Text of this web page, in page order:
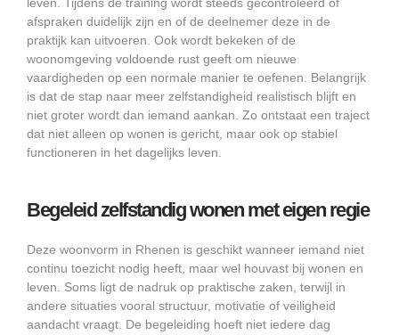
leven. Tijdens de training wordt steeds gecontroleerd of
afspraken duidelijk zijn en of de deelnemer deze in de
praktijk kan uitvoeren. Ook wordt bekeken of de
woonomgeving voldoende rust geeft om nieuwe
vaardigheden op een normale manier te oefenen. Belangrijk
is dat de stap naar meer zelfstandigheid realistisch blijft en
niet groter wordt dan iemand aankan. Zo ontstaat een traject
dat niet alleen op wonen is gericht, maar ook op stabiel
functioneren in het dagelijks leven.
Begeleid zelfstandig wonen met eigen regie
Deze woonvorm in Rhenen is geschikt wanneer iemand niet
continu toezicht nodig heeft, maar wel houvast bij wonen en
leven. Soms ligt de nadruk op praktische zaken, terwijl in
andere situaties vooral structuur, motivatie of veiligheid
aandacht vraagt. De begeleiding hoeft niet iedere dag